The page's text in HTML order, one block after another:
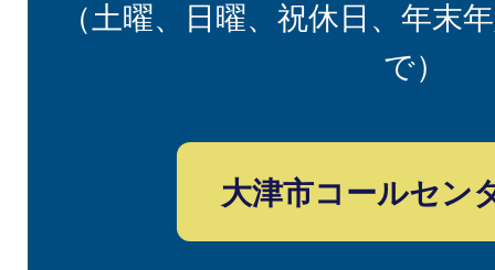
（土曜、日曜、祝休日、年末
で）
大津市コールセン